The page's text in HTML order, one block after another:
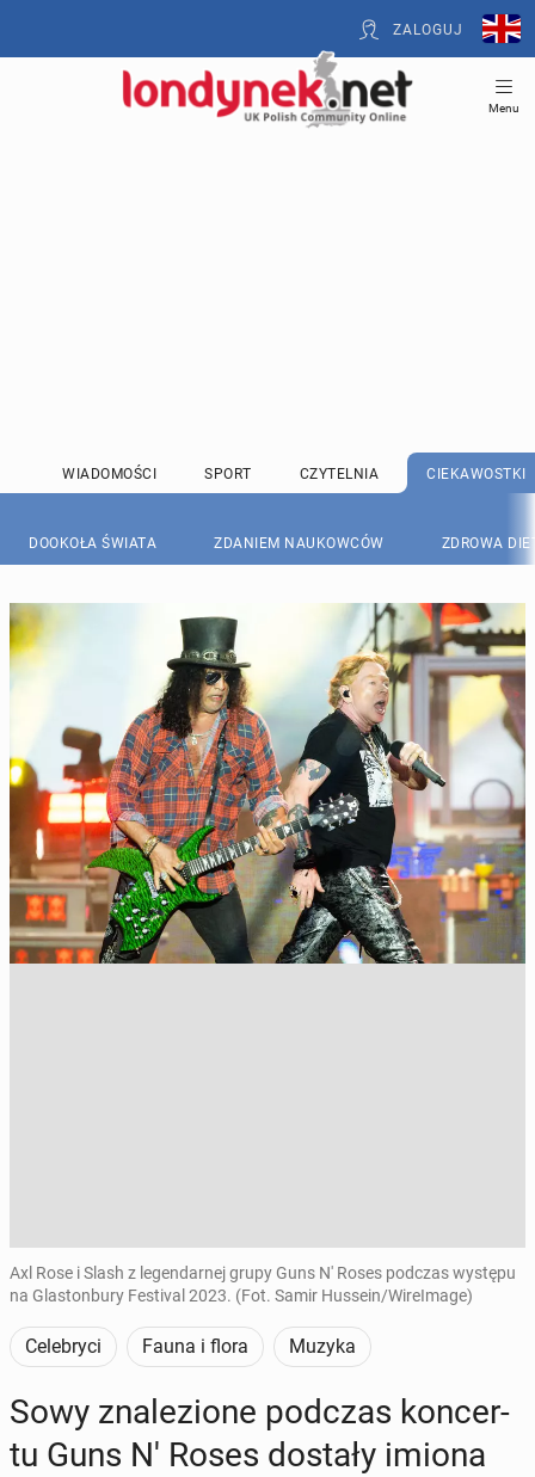
ZALOGUJ
Menu
WIADOMOŚCI SPORT CZYTELNIA CIEKAWOSTKI
DOOKOŁA ŚWIATA ZDANIEM NAUKOWCÓW ZDROWA
Axl Rose i Slash z legendarnej grupy Guns N' Roses podczas występu
na Glastonbury Festival 2023. (Fot. Samir Hussein/WireImage)
Celebryci Fauna i flora Muzyka
Sowy zna­le­zio­ne podczas kon­cer­
tu Guns N' Roses dostały imiona